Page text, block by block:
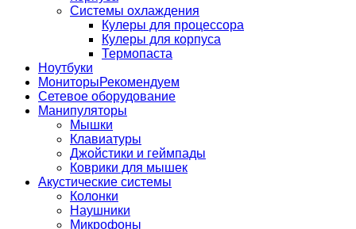
Системы охлаждения
Кулеры для процессора
Кулеры для корпуса
Термопаста
Ноутбуки
МониторыРекомендуем
Сетевое оборудование
Манипуляторы
Мышки
Клавиатуры
Джойстики и геймпады
Коврики для мышек
Акустические системы
Колонки
Наушники
Микрофоны